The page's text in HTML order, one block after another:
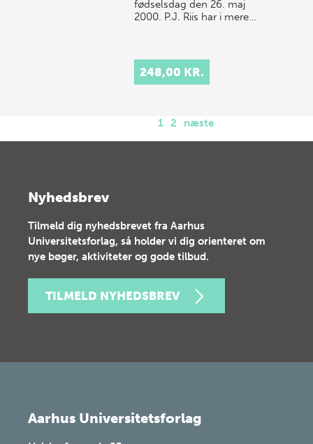
fødselsdag den 26. maj
2000. P.J. Riis har i mere…
248,00 KR.
1 2 næste
Nyhedsbrev
Tilmeld dig nyhedsbrevet fra Aarhus
Universitetsforlag, så holder vi dig orienteret om
nye bøger, aktiviteter og gode tilbud.
TILMELD NYHEDSBREV
Aarhus Universitetsforlag